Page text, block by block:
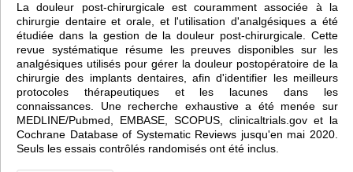
La douleur post-chirurgicale est couramment associée à la
chirurgie dentaire et orale, et l'utilisation d'analgésiques a été
étudiée dans la gestion de la douleur post-chirurgicale. Cette
revue systématique résume les preuves disponibles sur les
analgésiques utilisés pour gérer la douleur postopératoire de la
chirurgie des implants dentaires, afin d'identifier les meilleurs
protocoles thérapeutiques et les lacunes dans les
connaissances. Une recherche exhaustive a été menée sur
MEDLINE/Pubmed, EMBASE, SCOPUS, clinicaltrials.gov et la
Cochrane Database of Systematic Reviews jusqu'en mai 2020.
Seuls les essais contrôlés randomisés ont été inclus.